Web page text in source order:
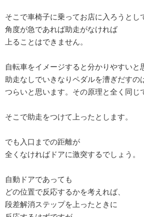
そこで車椅子に乗ってお店に入ろうとし
角度が急であれば助走がなければ
上ることはできません。
自転車をイメージすると分かりやすいと
助走なしでいきなりペダルを漕ぎだすの
つらいと思います。その原理と全く同じ
そこで助走をつけて上ったとします。
でも入口までの距離が
全くなければドアに激突するでしょう。
自動ドアであっても
どの位置で反応するかを考えれば、
段差解消ステップを上ったときに